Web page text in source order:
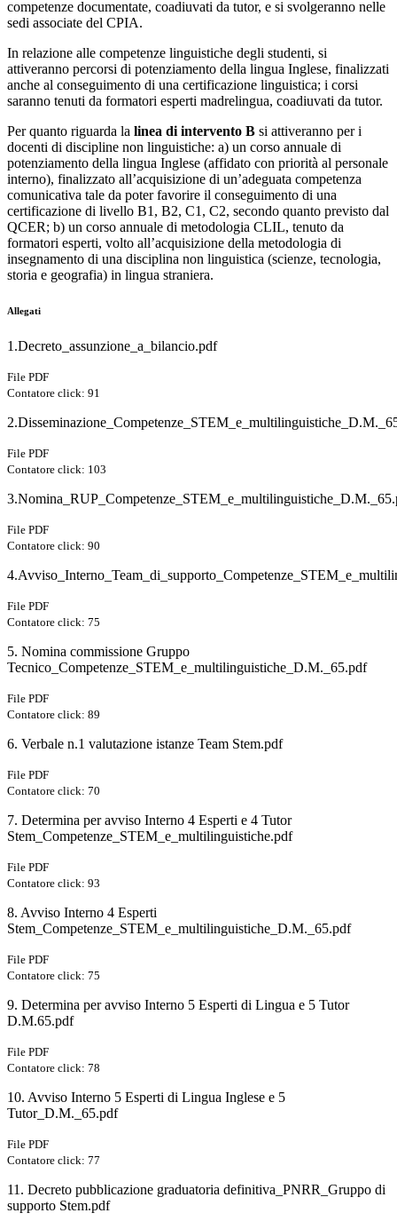
competenze documentate, coadiuvati da tutor, e si svolgeranno nelle
sedi associate del CPIA.
In relazione alle competenze linguistiche degli studenti, si
attiveranno percorsi di potenziamento della lingua Inglese, finalizzati
anche al conseguimento di una certificazione linguistica; i corsi
saranno tenuti da formatori esperti madrelingua, coadiuvati da tutor.
Per quanto riguarda la linea di intervento B si attiveranno per i
docenti di discipline non linguistiche: a) un corso annuale di
potenziamento della lingua Inglese (affidato con priorità al personale
interno), finalizzato all’acquisizione di un’adeguata competenza
comunicativa tale da poter favorire il conseguimento di una
certificazione di livello B1, B2, C1, C2, secondo quanto previsto dal
QCER; b) un corso annuale di metodologia CLIL, tenuto da
formatori esperti, volto all’acquisizione della metodologia di
insegnamento di una disciplina non linguistica (scienze, tecnologia,
storia e geografia) in lingua straniera.
Allegati
1.Decreto_assunzione_a_bilancio.pdf
File PDF
Contatore click: 91
File PDF
Contatore click: 103
File PDF
Contatore click: 90
File PDF
Contatore click: 75
5. Nomina commissione Gruppo
Tecnico_Competenze_STEM_e_multilinguistiche_D.M._65.pdf
File PDF
Contatore click: 89
6. Verbale n.1 valutazione istanze Team Stem.pdf
File PDF
Contatore click: 70
7. Determina per avviso Interno 4 Esperti e 4 Tutor
Stem_Competenze_STEM_e_multilinguistiche.pdf
File PDF
Contatore click: 93
8. Avviso Interno 4 Esperti
Stem_Competenze_STEM_e_multilinguistiche_D.M._65.pdf
File PDF
Contatore click: 75
9. Determina per avviso Interno 5 Esperti di Lingua e 5 Tutor
D.M.65.pdf
File PDF
Contatore click: 78
10. Avviso Interno 5 Esperti di Lingua Inglese e 5
Tutor_D.M._65.pdf
File PDF
Contatore click: 77
11. Decreto pubblicazione graduatoria definitiva_PNRR_Gruppo di
supporto Stem.pdf